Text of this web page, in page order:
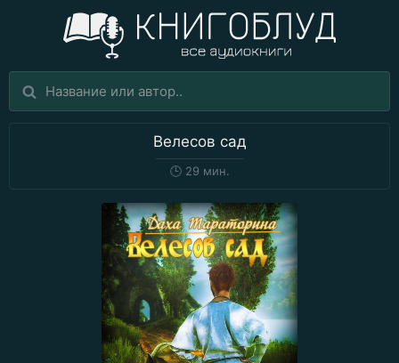
Велесов сад
🕒29 мин.